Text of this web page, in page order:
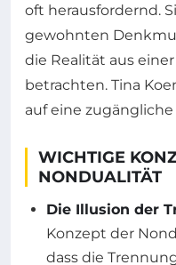
oft herausfordernd.
gewohnten
die Realität aus
betrachten. Tina
auf eine
WICHTIGE
NONDUALITÄT
Die Illusion der
Konzept der
dass die